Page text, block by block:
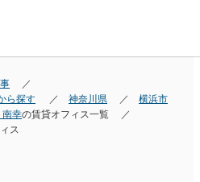
ら探す
神奈川県
横浜市
南幸の賃貸オフィス一覧
ス